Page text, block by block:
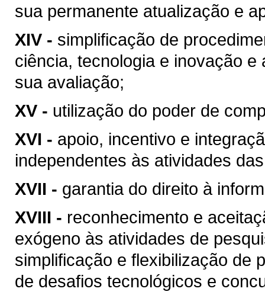
sua permanente atualização e
XIV - simplificação de
ciência, tecnologia e inovação
sua avaliação;
XV - utilização do poder de
XVI - apoio, incentivo e
independentes às atividades
XVII - garantia do direito à
XVIII - reconhecimento e
exógeno às atividades de
simplificação e flexibilização de
de desafios tecnológicos e